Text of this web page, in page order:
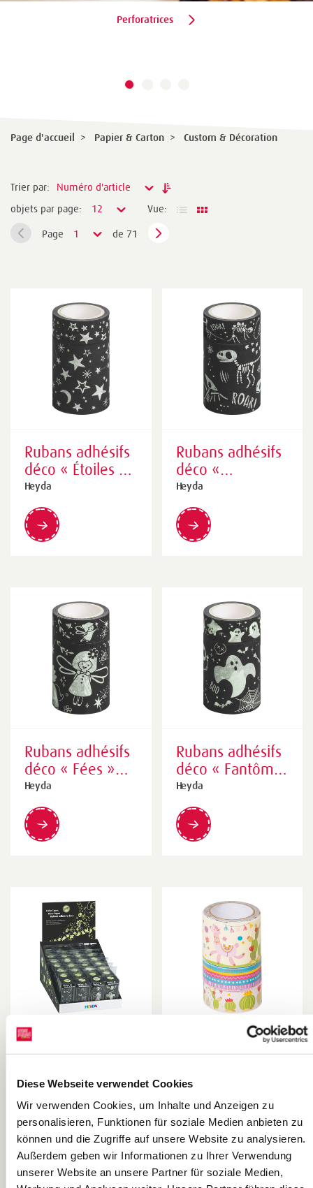
Diese Webseite verwendet Cookies
Wir verwenden Cookies, um Inhalte und Anzeigen zu
personalisieren, Funktionen für soziale Medien anbieten zu
können und die Zugriffe auf unsere Website zu analysieren.
Außerdem geben wir Informationen zu Ihrer Verwendung
unserer Website an unsere Partner für soziale Medien,
Perforatrices
Page d'accueil > Papier & Carton > Custom & Décoration
Trier par:
Numéro d'article
objets par page:
12 Vue:
Page 1 de 71
Rubans adhésifs
déco « Étoiles »
Glow in the dark
| jaune
luminescent/noir
Heyda
Rubans adhésifs
déco «
Squelettes de
dinosaures »
Glow in the dark
| jaune
Heyda
Rubans adhésifs
déco « Fées »
Glow in the dark
| jaune
luminescent/noir
Heyda
Rubans adhésifs
déco « Fantômes
» Glow in the
dark | jaune
luminescent/noir
Heyda
Présentoir
déco Glow in the
dark | jaune
luminescent/noir
Heyda
Rubans adhésifs
bigarré
Heyda